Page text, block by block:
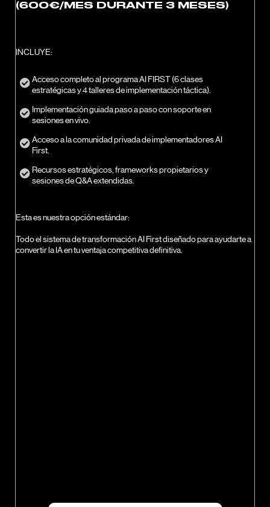
(600€/MES DURANTE 3 MESES)
INCLUYE:
Acceso completo al programa AI FIRST (6 clases
estratégicas y 4 talleres de implementación táctica).
Implementación guiada paso a paso con soporte en
sesiones en vivo.
Acceso a la comunidad privada de implementadores AI
First.
Recursos estratégicos, frameworks propietarios y
sesiones de Q&A extendidas.
Esta es nuestra opción estándar:
Todo el sistema de transformación AI First diseñado para ayudarte a
convertir la IA en tu ventaja competitiva definitiva.